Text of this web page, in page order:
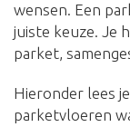
wensen. Een
juiste keuze. Je
parket,
Hieronder lees
parketvloeren